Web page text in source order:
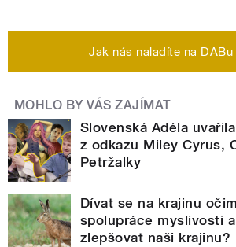
Jak nás naladíte na DABu
MOHLO BY VÁS ZAJÍMAT
Slovenská Adéla
z odkazu Miley Cyrus,
Petržalky
Dívat se na krajinu
spolupráce myslivosti
zlepšovat naši krajinu?